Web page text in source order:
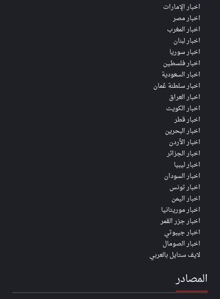
اخبار الإمارات
اخبار مصر
اخبار المغرب
اخبار لبنان
اخبار سوريا
اخبار فلسطين
اخبار السعودية
اخبار سلطنة عُمان
اخبار العراق
اخبار الكويت
اخبار قطر
اخبار البحرين
اخبار الأردن
اخبار الجزائر
اخبار ليبيا
اخبار السودان
اخبار تونس
اخبار اليمن
اخبار موريتانيا
اخبار جزر القمر
اخبار جيبوتي
اخبار الصومال
لايف ستايل بالعربي
المصادر